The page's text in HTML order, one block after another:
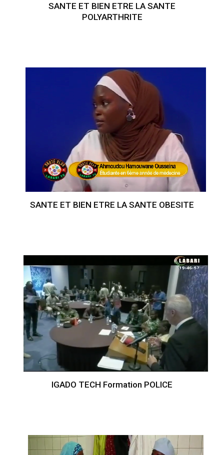
SANTE ET BIEN ETRE LA SANTE
POLYARTHRITE
SANTE ET BIEN ETRE LA SANTE OBESITE
IGADO TECH Formation POLICE